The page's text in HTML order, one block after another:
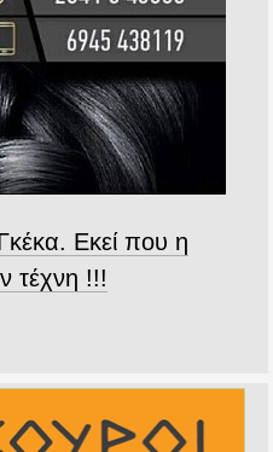
Εκεί που η
τέχνη !!!